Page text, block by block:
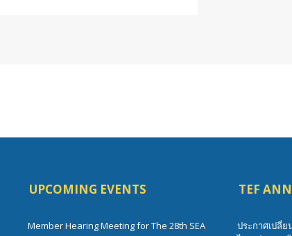
UPCOMING EVENTS
Member Hearing Meeting for The 28th SEA
TEF
ประกาศเปลี่